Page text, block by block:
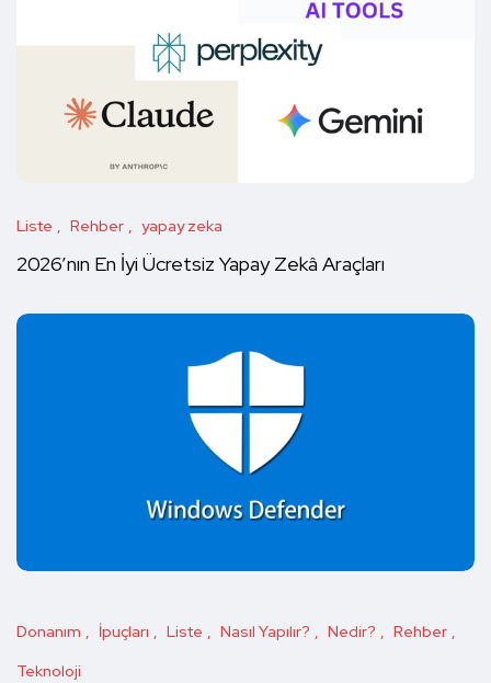
Liste Rehber yapay zeka
2026’nın En İyi Ücretsiz Yapay Zekâ Araçları
Donanım İpuçları Liste Nasıl Yapılır? Nedir?
Rehber
Teknoloji